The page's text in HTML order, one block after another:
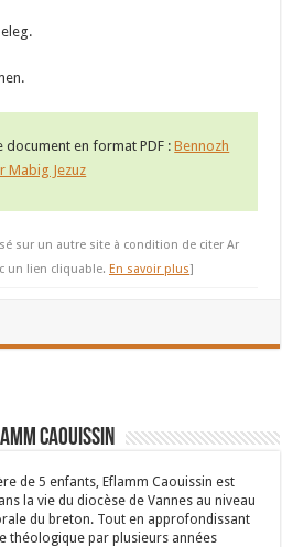
document en format PDF :Bennozh
Mabig Jezuz
sur un autre site à condition de citer Ar
un lien cliquable. En savoir plus]
Caouissin
de 5 enfants, Eflamm Caouissin est
la vie du diocèse de Vannes au niveau
du breton. Tout en approfondissant
théologique par plusieurs années